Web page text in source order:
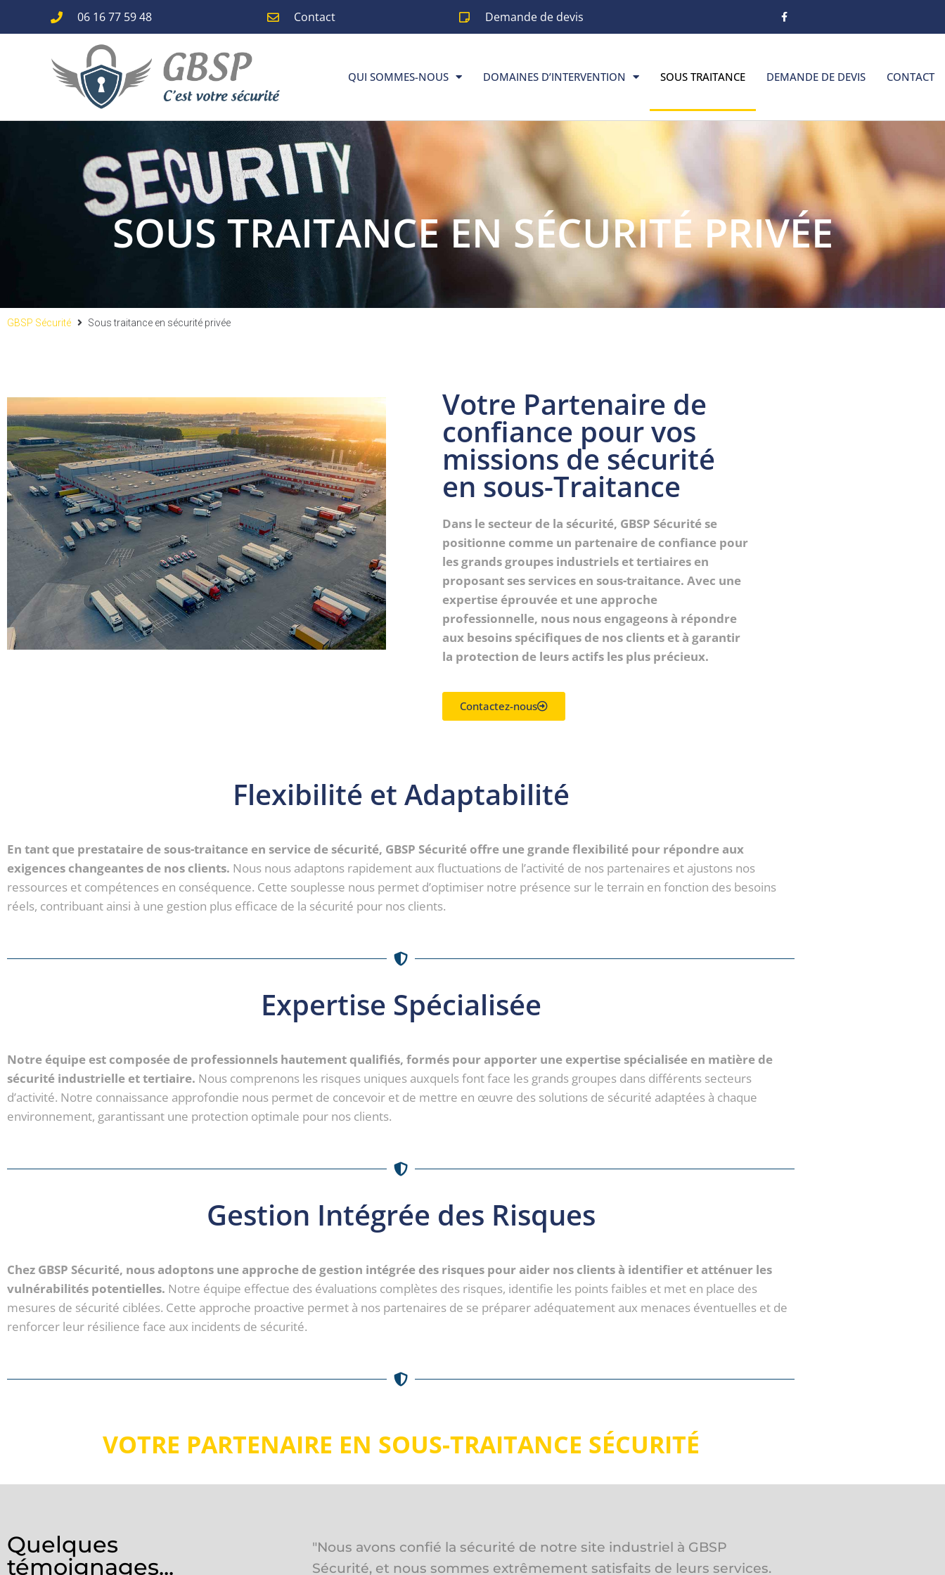
06 16 77 59 48 Contact Demande de devis
QUI SOMMES-NOUS DOMAINES D’INTERVENTION SOUS TRAITANCE DEMANDE DE DEVIS CONTACT
SOUS TRAITANCE EN SÉCURITÉ PRIVÉE
GBSP Sécurité Sous traitance en sécurité privée
Votre Partenaire de
confiance pour vos
missions de sécurité
en sous-Traitance
Dans le secteur de la sécurité, GBSP Sécurité se
positionne comme un partenaire de confiance pour
les grands groupes industriels et tertiaires en
proposant ses services en sous-traitance. Avec une
expertise éprouvée et une approche
professionnelle, nous nous engageons à répondre
aux besoins spécifiques de nos clients et à garantir
la protection de leurs actifs les plus précieux.
Contactez-nous
Flexibilité et Adaptabilité
En tant que prestataire de sous-traitance en service de sécurité, GBSP Sécurité offre une grande flexibilité pour répondre aux
exigences changeantes de nos clients. Nous nous adaptons rapidement aux fluctuations de l’activité de nos partenaires et ajustons nos
ressources et compétences en conséquence. Cette souplesse nous permet d’optimiser notre présence sur le terrain en fonction des besoins
réels, contribuant ainsi à une gestion plus efficace de la sécurité pour nos clients.
Expertise Spécialisée
Notre équipe est composée de professionnels hautement qualifiés, formés pour apporter une expertise spécialisée en matière de
sécurité industrielle et tertiaire. Nous comprenons les risques uniques auxquels font face les grands groupes dans différents secteurs
d’activité. Notre connaissance approfondie nous permet de concevoir et de mettre en œuvre des solutions de sécurité adaptées à chaque
environnement, garantissant une protection optimale pour nos clients.
Gestion Intégrée des Risques
Chez GBSP Sécurité, nous adoptons une approche de gestion intégrée des risques pour aider nos clients à identifier et atténuer les
vulnérabilités potentielles. Notre équipe effectue des évaluations complètes des risques, identifie les points faibles et met en place des
mesures de sécurité ciblées. Cette approche proactive permet à nos partenaires de se préparer adéquatement aux menaces éventuelles et de
renforcer leur résilience face aux incidents de sécurité.
VOTRE PARTENAIRE EN SOUS-TRAITANCE SÉCURITÉ
Quelques
témoignages...
notre site industriel à GBSP
satisfaits de leurs services.
" GBSP Sécurité a été notre partenaire de sécurité pour notre
festival de musique à Andard, et nous ne pouvions pas être plus